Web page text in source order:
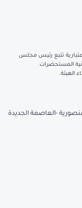
تتبع رئيس مجلس
المستحضرات
الهيئة.
-العاصمة الجديدة